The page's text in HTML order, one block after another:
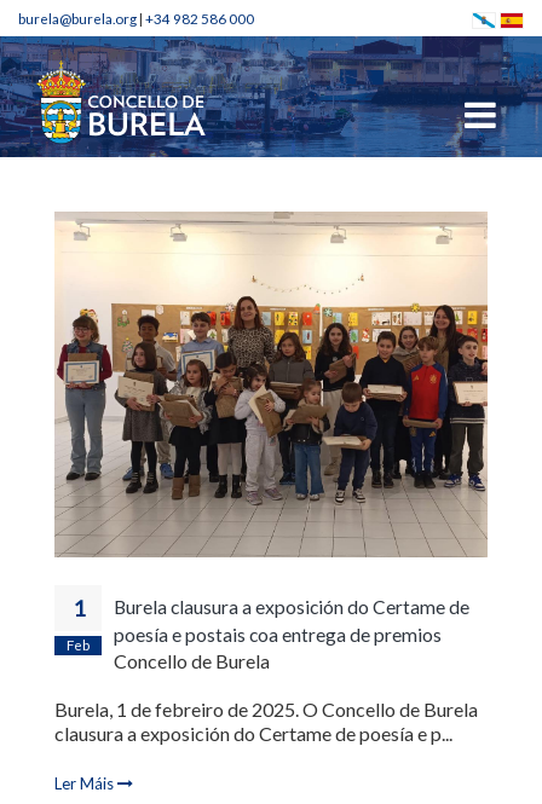
burela@burela.org| +34 982 586 000
1
Feb
Burela clausura a exposición do Certame de
poesía e postais coa entrega de premios
Concello de Burela
Burela, 1 de febreiro de 2025. O Concello de Burela
clausura a exposición do Certame de poesía e p...
Ler Máis